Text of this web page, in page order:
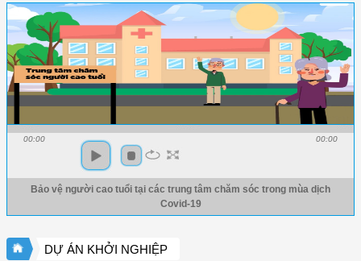
00:00 00:00
Bảo vệ người cao tuổi tại các trung tâm chăm sóc trong mùa dịch
Covid-19
DỰ ÁN KHỞI NGHIỆP